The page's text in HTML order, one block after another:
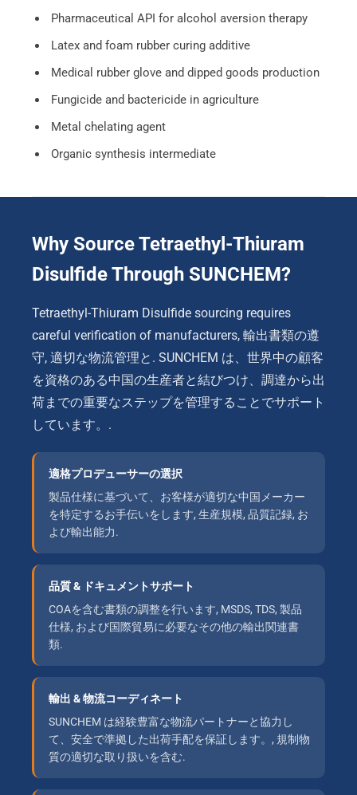
Pharmaceutical API for alcohol aversion therapy
Latex and foam rubber curing additive
Medical rubber glove and dipped goods production
Fungicide and bactericide in agriculture
Metal chelating agent
Organic synthesis intermediate
Why Source Tetraethyl-Thiuram
Disulfide Through SUNCHEM?
Tetraethyl-Thiuram Disulfide sourcing requires
careful verification of manufacturers, 輸出書類の遵
守, 適切な物流管理と. SUNCHEM は、世界中の顧客
を資格のある中国の生産者と結びつけ、調達から出
荷までの重要なステップを管理することでサポート
しています。.
適格プロデューサーの選択
製品仕様に基づいて、お客様が適切な中国メーカー
を特定するお手伝いをします, 生産規模, 品質記録, お
よび輸出能力.
品質 & ドキュメントサポート
COAを含む書類の調整を行います, MSDS, TDS, 製品
仕様, および国際貿易に必要なその他の輸出関連書
類.
輸出 & 物流コーディネート
SUNCHEM は経験豊富な物流パートナーと協力し
て、安全で準拠した出荷手配を保証します。, 規制物
質の適切な取り扱いを含む.